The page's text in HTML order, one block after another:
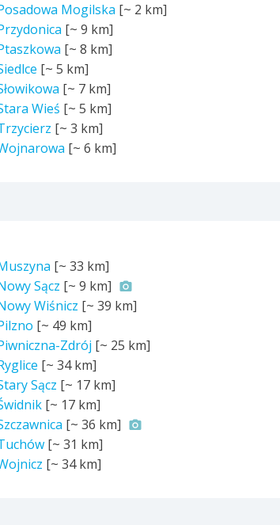
Mogilska [~ 2 km]
[~ 9 km]
[~ 8 km]
[~ 5 km]
[~ 7 km]
Wieś [~ 5 km]
[~ 3 km]
[~ 6 km]
[~ 33 km]
Sącz [~ 9 km]
Wiśnicz [~ 39 km]
[~ 49 km]
Zdrój [~ 25 km]
[~ 34 km]
Sącz [~ 17 km]
[~ 17 km]
[~ 36 km]
[~ 31 km]
[~ 34 km]